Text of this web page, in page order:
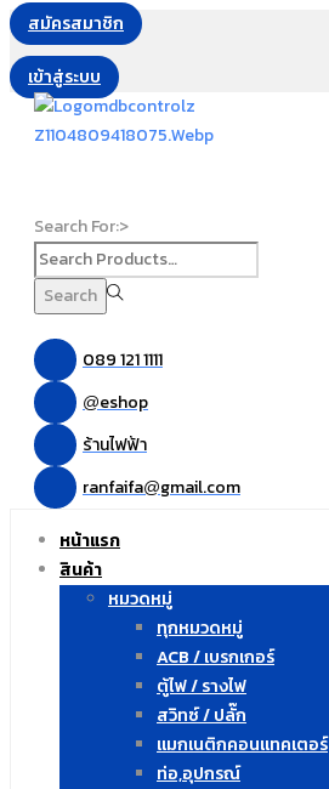
สมัครสมาชิก
เข้าสู่ระบบ
Search For:>
Search
089 121 1111
@eshop
ร้านไฟฟ้า
ranfaifa@gmail.com
หน้าแรก
สินค้า
หมวดหมู่
ทุกหมวดหมู่
ACB / เบรกเกอร์
ตู้ไฟ / รางไฟ
สวิทซ์ / ปลั๊ก
แมกเนติกคอนแทคเตอร์
ท่อ,อุปกรณ์